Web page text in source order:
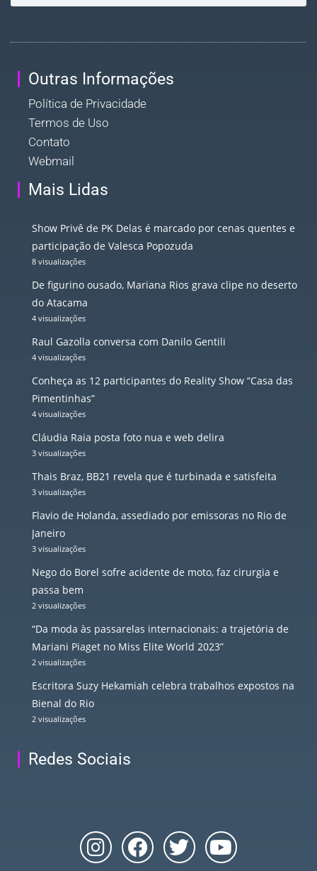
Outras Informações
Política de Privacidade
Termos de Uso
Contato
Webmail
Mais Lidas
Show Privê de PK Delas é marcado por cenas quentes e
participação de Valesca Popozuda
8 visualizações
De figurino ousado, Mariana Rios grava clipe no deserto
do Atacama
4 visualizações
Raul Gazolla conversa com Danilo Gentili
4 visualizações
Conheça as 12 participantes do Reality Show “Casa das
Pimentinhas”
4 visualizações
Cláudia Raia posta foto nua e web delira
3 visualizações
Thais Braz, BB21 revela que é turbinada e satisfeita
3 visualizações
Flavio de Holanda, assediado por emissoras no Rio de
Janeiro
3 visualizações
Nego do Borel sofre acidente de moto, faz cirurgia e
passa bem
2 visualizações
“Da moda às passarelas internacionais: a trajetória de
Mariani Piaget no Miss Elite World 2023”
2 visualizações
Escritora Suzy Hekamiah celebra trabalhos expostos na
Bienal do Rio
2 visualizações
Redes Sociais